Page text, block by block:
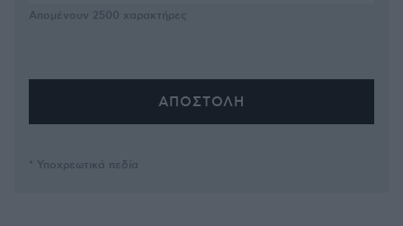
Απομένουν 2500 χαρακτήρες
* Υποχρεωτικά πεδία